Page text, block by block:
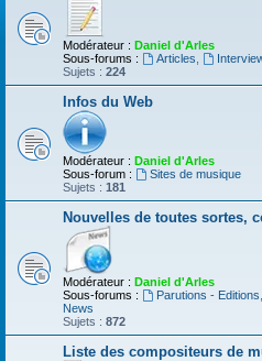
Modérateur : Daniel d'Arles
Sous-forums :
Articles
Sujets : 224
Infos du Web
Modérateur : Daniel d'Arles
Sous-forum :
Sites de musique
Sujets : 181
Nouvelles de toutes sortes,
Modérateur : Daniel d'Arles
Sous-forums :
Parutions - Editions
News
Sujets : 872
Liste des compositeurs de